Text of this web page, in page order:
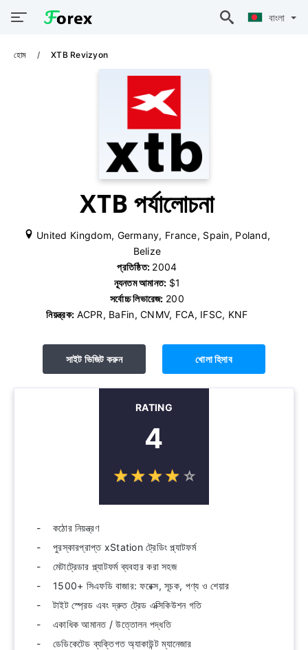
বাংলা
হোম XTB Revizyon
XTB পর্যালোচনা
United Kingdom, Germany, France, Spain, Poland,
Belize
প্রতিষ্ঠিত: 2004
ন্যূনতম আমানত: $1
সর্বোচ্চ লিভারেজ: 200
নিয়ন্ত্রক: ACPR, BaFin, CNMV, FCA, IFSC, KNF
সাইট ভিজিট করুন খোলা হিসাব
RATING
4
☆☆☆☆ ☆
★★★★ ★
কঠোর নিয়ন্ত্রণ
পুরস্কারপ্রাপ্ত xStation ট্রেডিং প্ল্যাটফর্ম
মেটাট্রেডার প্ল্যাটফর্ম ব্যবহার করা সহজ
1500+ সিএফডি বাজার: ফরেক্স, সূচক, পণ্য ও শেয়ার
টাইট স্প্রেড এবং দ্রুত ট্রেড এক্সিকিউশন গতি
একাধিক আমানত / উত্তোলন পদ্ধতি
ডেডিকেটেড ব্যক্তিগত অ্যাকাউন্ট ম্যানেজার